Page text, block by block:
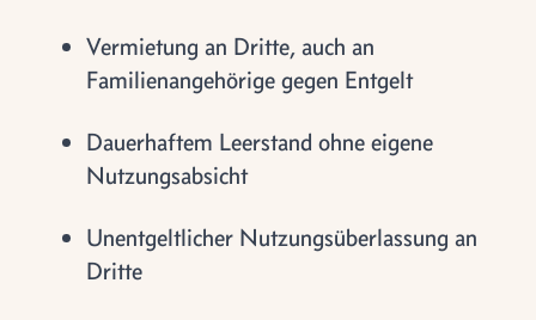
Vermietung an Dritte, auch an
Familienangehörige gegen Entgelt
Dauerhaftem Leerstand ohne eigene
Nutzungsabsicht
Unentgeltlicher Nutzungsüberlassung an
Dritte